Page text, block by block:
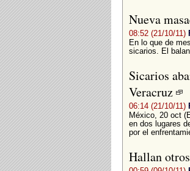
Nueva
08:52 (21/10/11)
En lo que de
sicarios. El
Sicarios
Veracruz
06:14 (21/10/11)
México, 20 oct
en dos lugares
por el
Hallan